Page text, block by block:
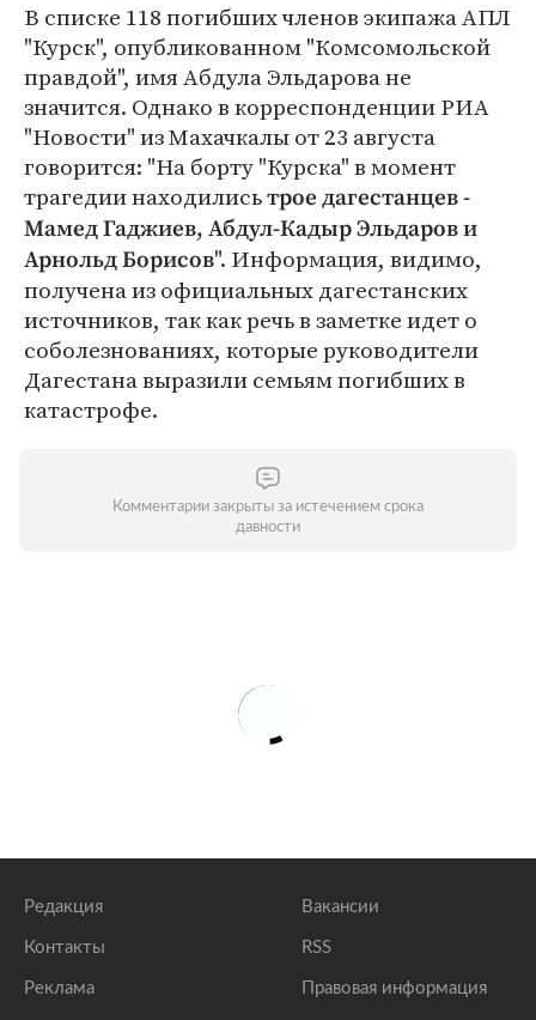
В списке 118 погибших членов экипажа АПЛ
"Курск", опубликованном "Комсомольской
правдой", имя Абдула Эльдарова не
значится. Однако в корреспонденции РИА
"Новости" из Махачкалы от 23 августа
говорится: "На борту "Курска" в момент
трагедии находилисьтрое дагестанцев -
Мамед Гаджиев, Абдул-Кадыр Эльдаров и
Арнольд Борисов". Информация, видимо,
получена из официальных дагестанских
источников, так как речь в заметке идет о
соболезнованиях, которые руководители
Дагестана выразили семьям погибших в
катастрофе.
Комментарии закрыты за истечением срока
давности
Редакция
Контакты
Реклама
Вакансии
RSS
Правовая информация